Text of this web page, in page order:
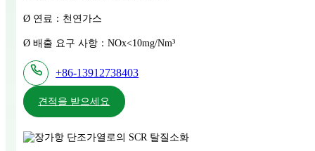
Ø 연료：천연가스
Ø 배출 요구 사항：NOx<10mg/Nm³
+86-13912738403
견적을 받으세요